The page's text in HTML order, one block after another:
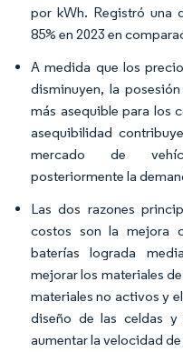
por kWh. Registró una
85% en 2023 en
A medida que los
disminuyen, la
más asequible para los
asequibilidad
mercado de
posteriormente la
Las dos razones
costos son la mejora
baterías lograda
mejorar los materiales
materiales no activos y
diseño de las celdas
aumentar la velocidad